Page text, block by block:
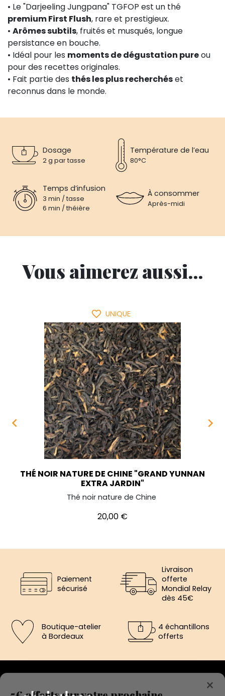
• Le "Darjeeling Jungpana" TGFOP est un thé
premium First Flush, rare et prestigieux.
• Arômes subtils, fruités et musqués, longue
persistance en bouche.
• Idéal pour les moments de dégustation pureou
pour des recettes originales.
• Fait partie des thés les plus recherchéset
reconnus dans le monde.
Dosage
2 g par tasse
Température de l’eau
80°C
Temps d’infusion
3 min / tasse
6 min / théière
À consommer
Après-midi
Vous aimerez aussi...

favorite_border UNIQUE
THÉ NOIR NATURE DE CHINE "GRAND YUNNAN
EXTRA JARDIN"
Thé noir nature de Chine
Prix
20,00 €

Paiement
sécurisé
Livraison
offerte
Mondial Relay
dès 45€
Boutique-atelier
à Bordeaux
4 échantillons
offerts
×
5€ offerts sur votre prochaine